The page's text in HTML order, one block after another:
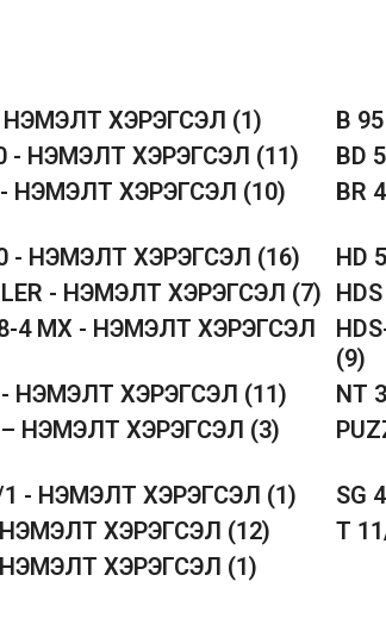
НЭМЭЛТ ХЭРЭГСЭЛ (1)
B
- НЭМЭЛТ ХЭРЭГСЭЛ (11)
BD
- НЭМЭЛТ ХЭРЭГСЭЛ (10) BR
- НЭМЭЛТ ХЭРЭГСЭЛ (16)
HD
- НЭМЭЛТ ХЭРЭГСЭЛ (7)
4 MX - НЭМЭЛТ ХЭРЭГСЭЛ
(9)
- НЭМЭЛТ ХЭРЭГСЭЛ (11)
NT
– НЭМЭЛТ ХЭРЭГСЭЛ (3)
1 - НЭМЭЛТ ХЭРЭГСЭЛ (1)
SG
НЭМЭЛТ ХЭРЭГСЭЛ (12)
T
НЭМЭЛТ ХЭРЭГСЭЛ (1)